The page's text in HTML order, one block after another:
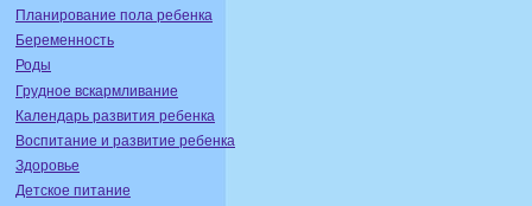
Планирование пола ребенка
Беременность
Роды
Грудное вскармливание
Календарь развития ребенка
Воспитание и развитие ребенка
Здоровье
Детское питание